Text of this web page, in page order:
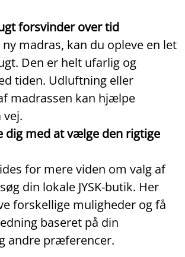
forsvinder over tid
madras, kan du opleve en let
Den er helt ufarlig og
tiden. Udluftning eller
madrassen kan hjælpe
vej.
dig med at vælge den rigtige
for mere viden om valg af
din lokale JYSK‑butik. Her
forskellige muligheder og få
baseret på din
andre præferencer.